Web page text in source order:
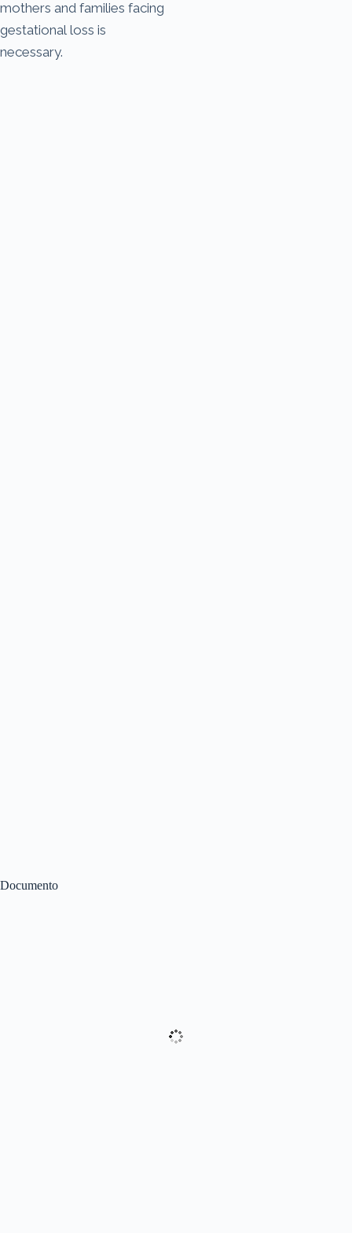
Documento
mothers and families facing
gestational loss is
necessary.